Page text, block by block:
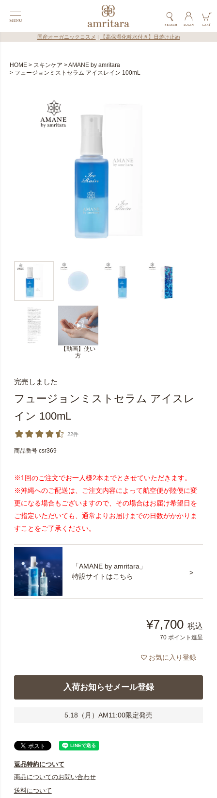
国産オーガニックコスメ 【高保湿化粧水付き】日焼け止め
HOME スキンケア
AMANE by amritara
フュージョンミストセラム アイスレイン 100mL
【動画】使い
方
完売しました
フュージョンミストセラム アイスレ
イン 100mL
22件
商品番号 csr369
※1回のご注文でお一人様2本までとさせていただきます。
※沖縄へのご配送は、ご注文内容によって航空便が陸便に変
更になる場合もございますので、その場合はお届け希望日を
ご指定いただいても、通常よりお届けまでの日数がかかりま
すことをご了承ください。
「AMANE by amritara」
特設サイトはこちら
¥7,700 税込
70 ポイント進呈
お気に入り登録
入荷お知らせメール登録
5.18（月）AM11:00限定発売
返品特約について
商品についてのお問い合わせ
送料について